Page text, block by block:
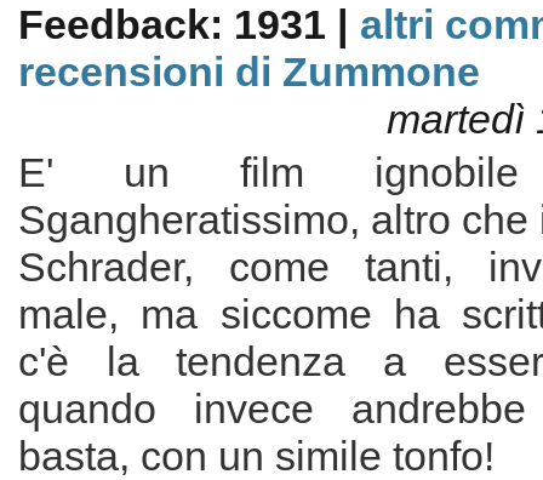
Feedback: 1931 | altri
recensioni di Zummone
martedì
E' un film
Sgangheratissimo, altro che
Schrader, come tanti,
male, ma siccome ha
c'è la tendenza a
quando invece
basta, con un simile tonfo!